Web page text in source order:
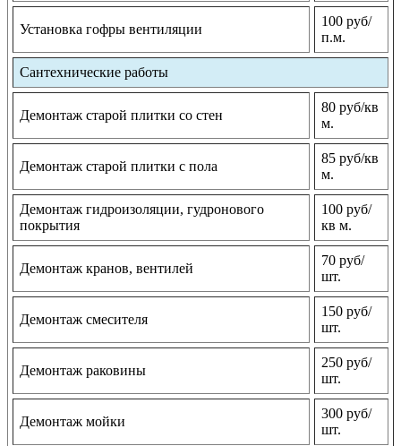
Установка гофры вентиляции
100 руб/
п.м.
Сантехнические работы
Демонтаж старой плитки со стен
80 руб/кв
м.
Демонтаж старой плитки с пола
85 руб/кв
м.
Демонтаж гидроизоляции, гудронового
покрытия
100 руб/
кв м.
Демонтаж кранов, вентилей
70 руб/
шт.
Демонтаж смесителя
150 руб/
шт.
Демонтаж раковины
250 руб/
шт.
Демонтаж мойки
300 руб/
шт.